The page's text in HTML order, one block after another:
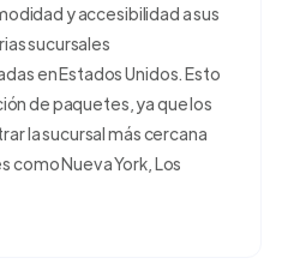
y accesibilidad a sus
sucursales
en Estados Unidos. Esto
de paquetes, ya que los
la sucursal más cercana
como Nueva York, Los